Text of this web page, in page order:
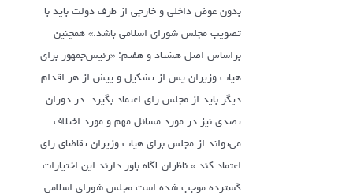
بدون‌ عوض‌ داخلی‌ و خارجی‌ از طرف‌ دولت‌ باید با
تصویب‌ مجلس‌ شورای‌ اسلامی‌ باشد.» همچنین
براساس اصل‌ هشتاد و هفتم: «‎‎رئیس‌‌جمهور برای‌
هیات‌ وزیران‌ پس‌ از تشکیل‌ و پیش‌ از هر اقدام‌
دیگر باید از مجلس‌ رای‌ اعتماد بگیرد. در دوران‌
تصدی‌ نیز در مورد مسائل‌ مهم‌ و مورد اختلاف‌
می‌تواند از مجلس‌ برای‌ هیات‌ وزیران‌ تقاضای‌ رای‌
اعتماد کند.» ناظران آگاه باور دارند این اختیارات
گسترده موجب شده است مجلس شورای اسلامی